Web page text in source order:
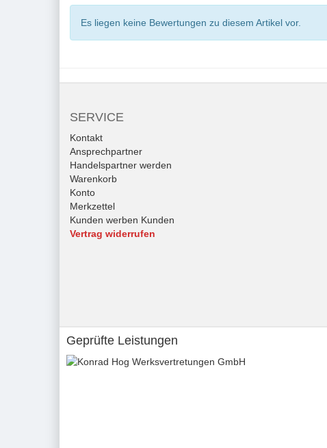
Es liegen keine Bewertungen zu diesem Artikel vor.
SERVICE
Kontakt
Ansprechpartner
Handelspartner werden
Warenkorb
Konto
Merkzettel
Kunden werben Kunden
Vertrag widerrufen
Geprüfte Leistungen